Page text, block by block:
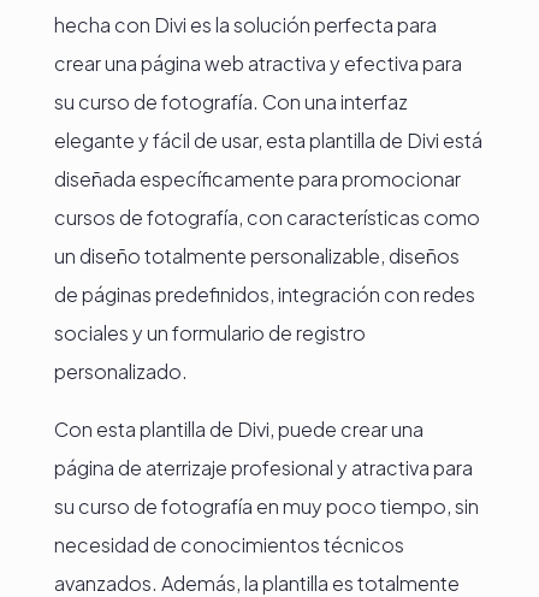
hecha con Divi es la solución perfecta para
crear una página web atractiva y efectiva para
su curso de fotografía. Con una interfaz
elegante y fácil de usar, esta plantilla de Divi está
diseñada específicamente para promocionar
cursos de fotografía, con características como
un diseño totalmente personalizable, diseños
de páginas predefinidos, integración con redes
sociales y un formulario de registro
personalizado.
Con esta plantilla de Divi, puede crear una
página de aterrizaje profesional y atractiva para
su curso de fotografía en muy poco tiempo, sin
necesidad de conocimientos técnicos
avanzados. Además, la plantilla es totalmente